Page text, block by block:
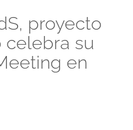
proyecto
celebra su
en